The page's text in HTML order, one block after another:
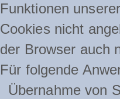
Funktionen
Cookies nicht
der Browser auch
Für folgende
Übernahme von